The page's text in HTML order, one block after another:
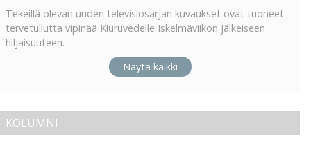
Tekeillä olevan uuden televisiosarjan kuvaukset ovat tuoneet
tervetullutta vipinää Kiuruvedelle Iskelmäviikon jälkeiseen
hiljaisuuteen.
Näytä kaikki
KOLUMNI